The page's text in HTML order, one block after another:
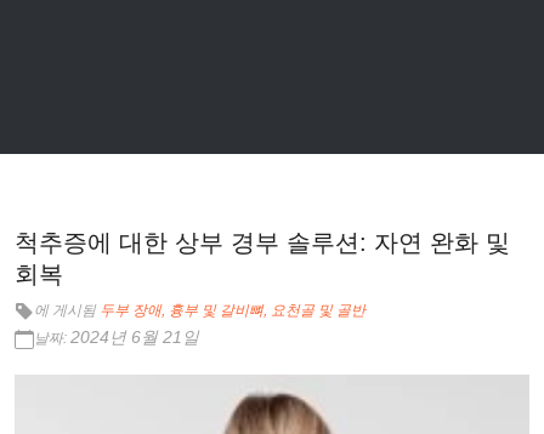
척추증에 대한 상부 경부 솔루션: 자연 완화 및
회복
에 게시됨 두부 장애 흉부 및 갈비뼈 요천골 및 골반
날짜: 2024년 6월 21일